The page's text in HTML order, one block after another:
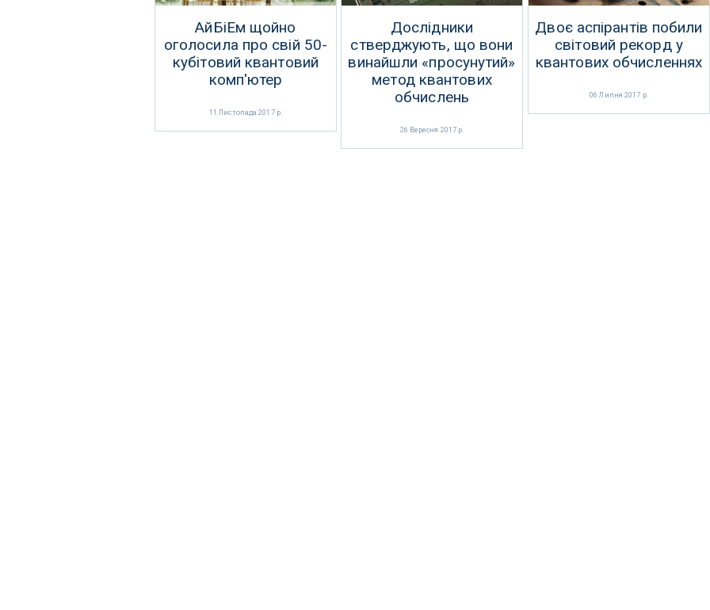
АйБіЕм щойно
оголосила про свій 50-
кубітовий квантовий
комп'ютер
11 Листопада 2017 р.
Дослідники
стверджують, що вони
винайшли «просунутий»
метод квантових
обчислень
26 Вересня 2017 р.
Двоє аспірантів побили
світовий рекорд у
квантових обчисленнях
06 Липня 2017 р.